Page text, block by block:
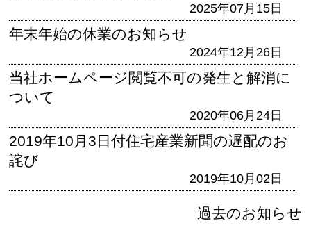
2025年07月15日
年末年始の休業のお知らせ
2024年12月26日
当社ホームページ閲覧不可の発生と解消に
ついて
2020年06月24日
2019年10月3日付住宅産業新聞の遅配のお
詫び
2019年10月02日
過去のお知らせ